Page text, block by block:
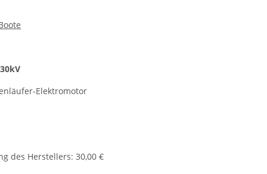
Elektromotor
des Herstellers: 30,00 €